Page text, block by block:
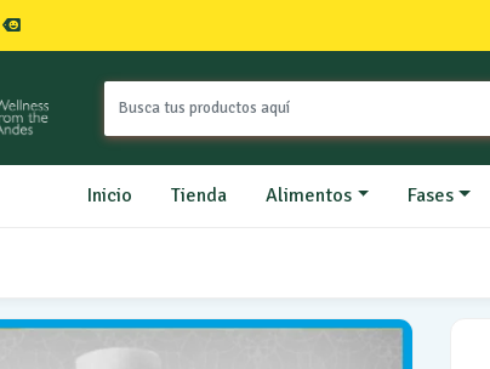
Inicio Tienda Alimentos Fases